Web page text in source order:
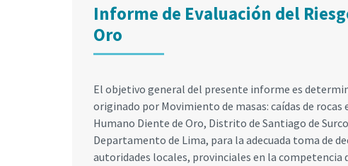
Informe de Evaluación del
Oro
El objetivo general del presente informe es
originado por Movimiento de masas: caídas de
Humano Diente de Oro, Distrito de Santiago de
Departamento de Lima, para la adecuada toma de
autoridades locales, provinciales en la competencia